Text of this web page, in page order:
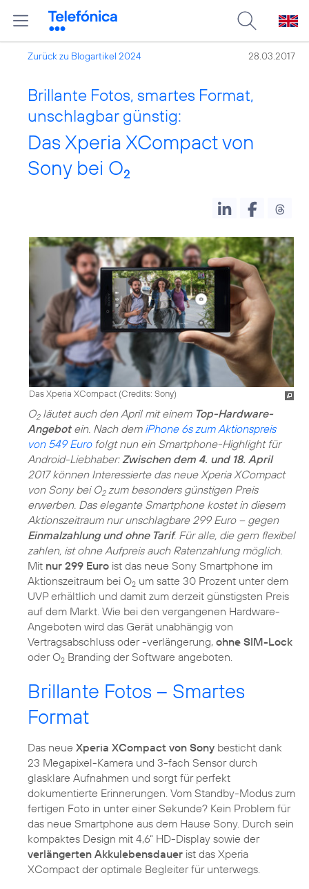
Zurück zu Blogartikel 2024 28.03.2017
Brillante Fotos, smartes Format,
unschlagbar günstig:
Das Xperia XCompact von
Sony bei O2
Das Xperia XCompact (Credits: Sony)
O2läutet auch den April mit einem Top-Hardware-
Angebotein. Nach dem iPhone 6s zum Aktionspreis
von 549 Eurofolgt nun ein Smartphone-Highlight für
Android-Liebhaber: Zwischen dem 4. und 18. April
2017 können Interessierte das neue Xperia XCompact
von Sony bei O2zum besonders günstigen Preis
erwerben. Das elegante Smartphone kostet in diesem
Aktionszeitraum nur unschlagbare 299 Euro – gegen
Einmalzahlung und ohne Tarif. Für alle, die gern flexibel
zahlen, ist ohne Aufpreis auch Ratenzahlung möglich.
Mit nur 299 Euro ist das neue Sony Smartphone im
Aktionszeitraum bei O2 um satte 30 Prozent unter dem
UVP erhältlich und damit zum derzeit günstigsten Preis
auf dem Markt. Wie bei den vergangenen Hardware-
Angeboten wird das Gerät unabhängig von
Vertragsabschluss oder -verlängerung, ohne SIM-Lock
oder O2 Branding der Software angeboten.
Brillante Fotos – Smartes
Format
Das neue Xperia XCompact von Sony besticht dank
23 Megapixel-Kamera und 3-fach Sensor durch
glasklare Aufnahmen und sorgt für perfekt
dokumentierte Erinnerungen. Vom Standby-Modus zum
fertigen Foto in unter einer Sekunde? Kein Problem für
das neue Smartphone aus dem Hause Sony. Durch sein
kompaktes Design mit 4,6“ HD-Display sowie der
verlängerten Akkulebensdauer ist das Xperia
XCompact der optimale Begleiter für unterwegs.